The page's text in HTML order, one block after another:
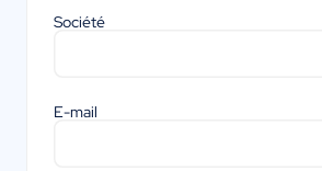
Société
E-mail